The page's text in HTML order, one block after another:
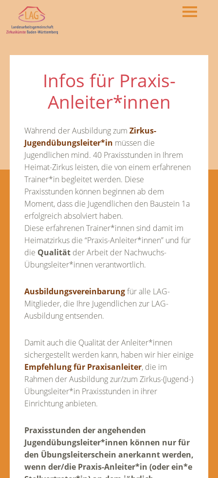
Infos für Praxis-
Anleiter*innen
Während der Ausbildung zum Zirkus-
Jugendübungsleiter*in müssen die
Jugendlichen mind. 40 Praxisstunden in Ihrem
Heimat-Zirkus leisten, die von einem erfahrenen
Trainer*in begleitet werden. Diese
Praxisstunden können beginnen ab dem
Moment, dass die Jugendlichen den Baustein 1a
erfolgreich absolviert haben.
Diese erfahrenen Trainer*innen sind damit im
Heimatzirkus die “Praxis-Anleiter*innen” und für
die Qualität der Arbeit der Nachwuchs-
Übungsleiter*innen verantwortlich.
Ausbildungsvereinbarungfür alle LAG-
Mitglieder, die Ihre Jugendlichen zur LAG-
Ausbildung entsenden.
Damit auch die Qualität der Anleiter*innen
sichergestellt werden kann, haben wir hier einige
Empfehlung für Praxisanleiter, die im
Rahmen der Ausbildung zur/zum Zirkus-(Jugend-)
Übungsleiter*in Praxisstunden in ihrer
Einrichtung anbieten.
Praxisstunden der angehenden
Jugendübungsleiter*innen können nur für
den Übungsleiterschein anerkannt werden,
wenn der/die Praxis-Anleiter*in (oder ein*e